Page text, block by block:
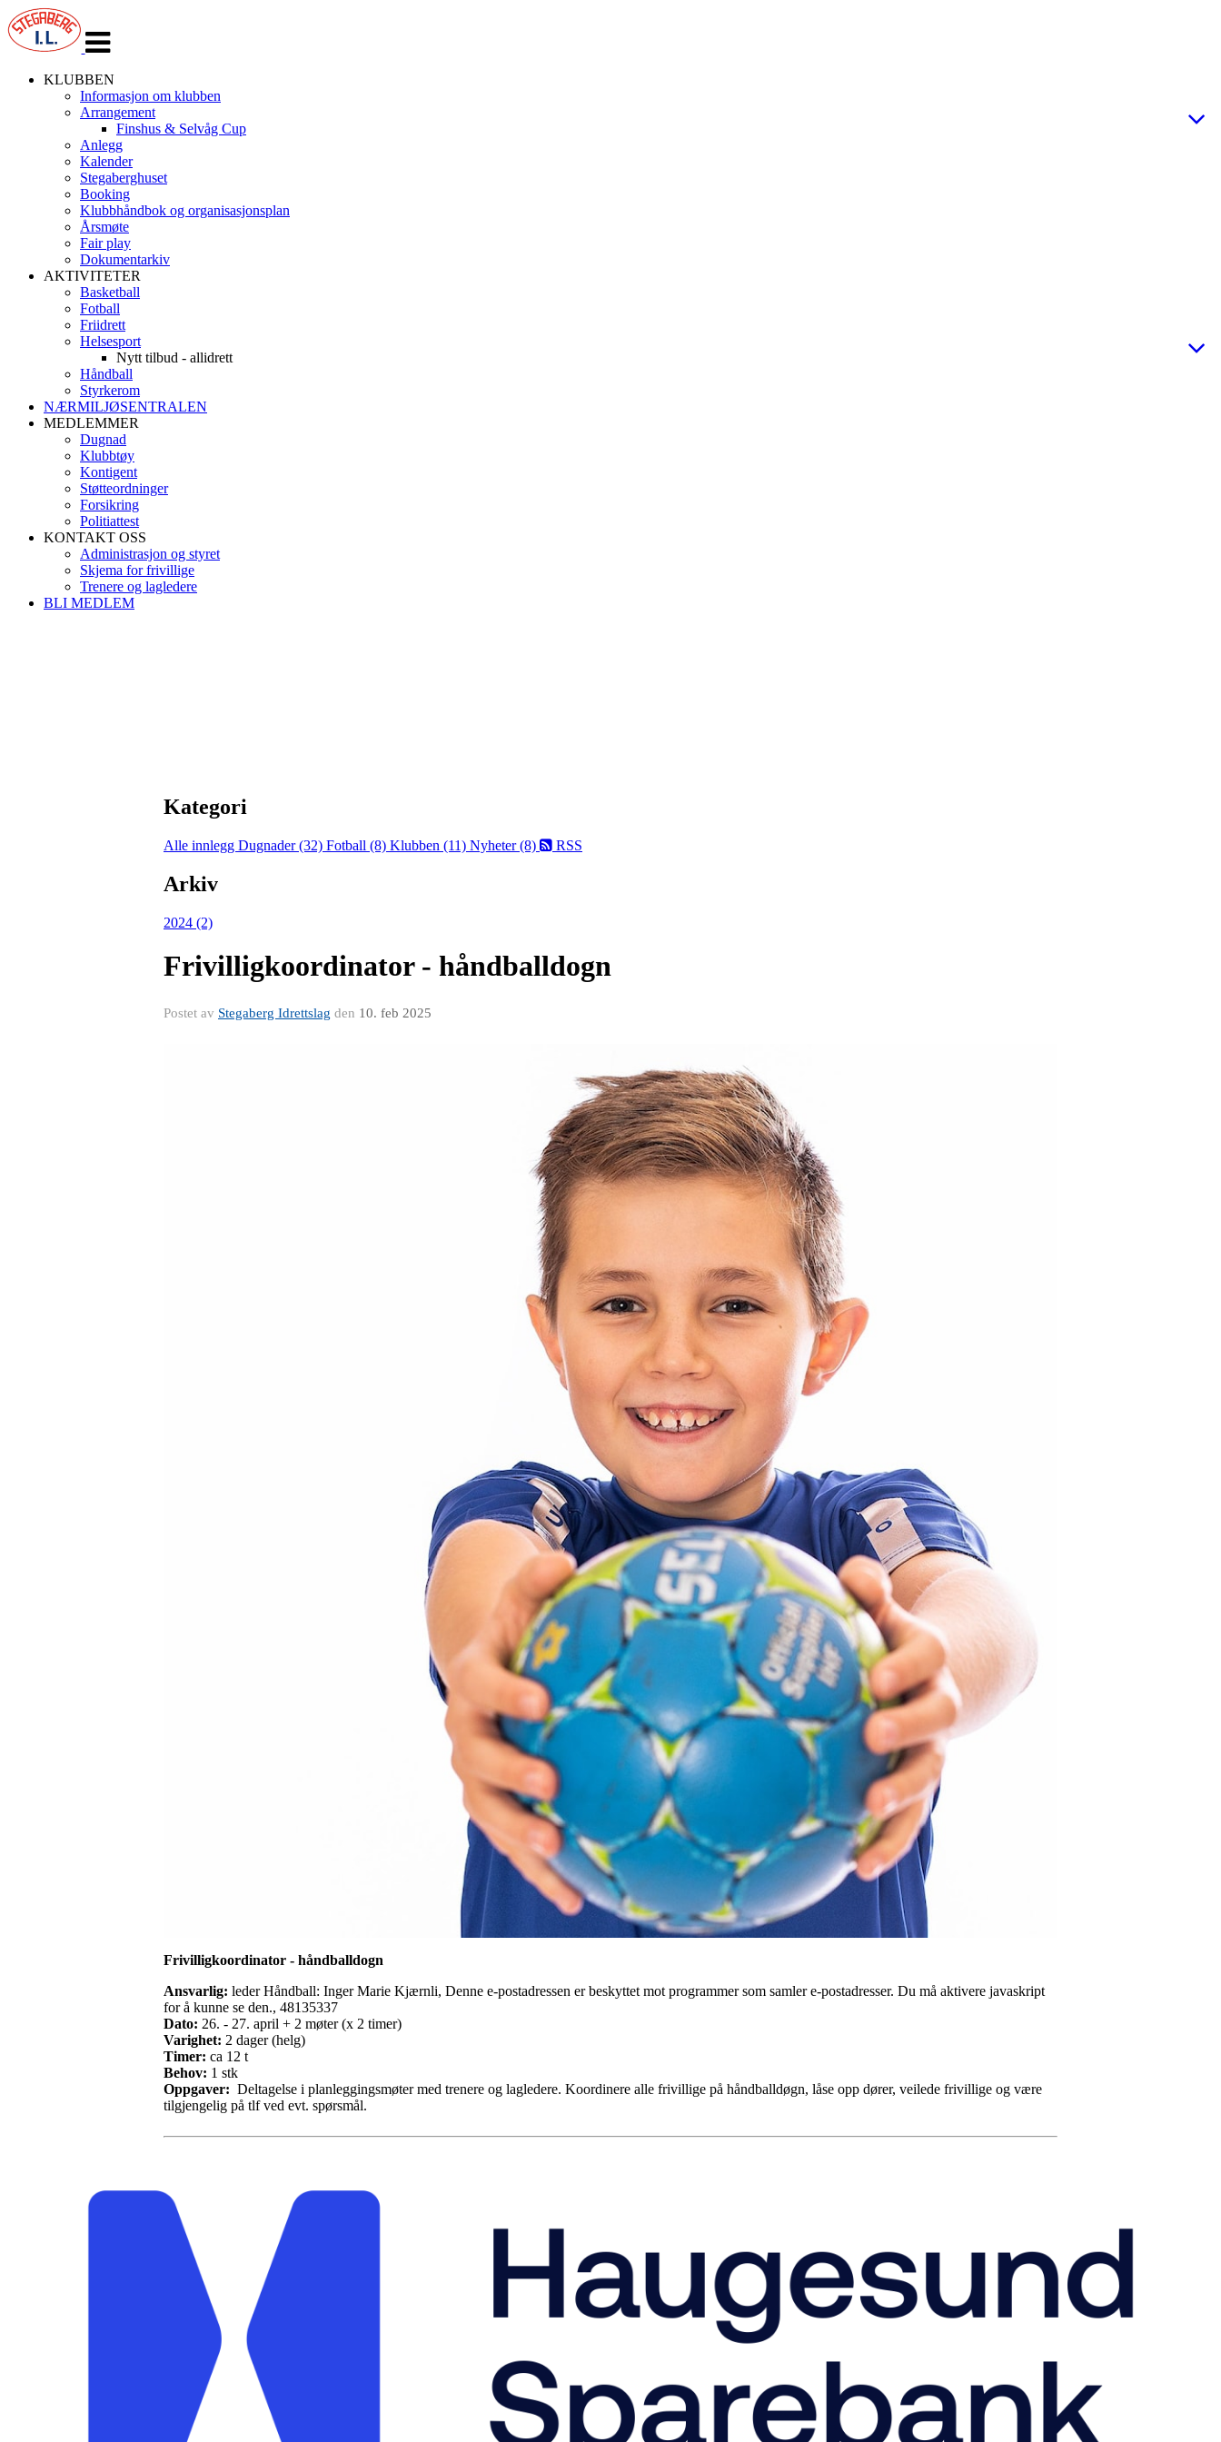
navigasjon
KLUBBEN
Informasjon om klubben
Arrangement
Finshus & Selvåg Cup
Anlegg
Kalender
Stegaberghuset
Booking
Klubbhåndbok og organisasjonsplan
Årsmøte
Fair play
Dokumentarkiv
AKTIVITETER
Basketball
Fotball
Friidrett
Helsesport
Nytt tilbud - allidrett
Håndball
Styrkerom
NÆRMILJØSENTRALEN
MEDLEMMER
Dugnad
Klubbtøy
Kontigent
Støtteordninger
Forsikring
Politiattest
KONTAKT OSS
Administrasjon og styret
Skjema for frivillige
Trenere og lagledere
BLI MEDLEM
Kategori
Alle innlegg Dugnader (32) Fotball (8) Klubben (11) Nyheter (8) RSS
Arkiv
2024 (2)
Frivilligkoordinator - håndballdogn
Postet av Stegaberg Idrettslag den 10. feb 2025
Frivilligkoordinator - håndballdogn
Ansvarlig: leder Håndball: Inger Marie Kjærnli, Denne e-postadressen er beskyttet mot programmer som samler e-postadresser. Du må aktivere javaskript
for å kunne se den., 48135337
Dato: 26. - 27. april + 2 møter (x 2 timer)
Varighet: 2 dager (helg)
Timer: ca 12 t
Behov: 1 stk
Oppgaver: Deltagelse i planleggingsmøter med trenere og lagledere. Koordinere alle frivillige på håndballdøgn, låse opp dører, veilede frivillige og være
tilgjengelig på tlf ved evt. spørsmål.